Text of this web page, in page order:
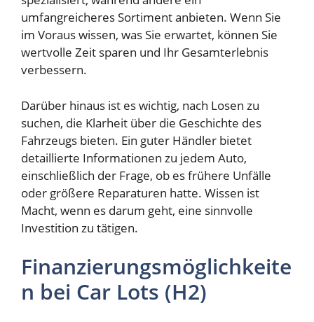
umfangreicheres Sortiment anbieten. Wenn Sie
im Voraus wissen, was Sie erwartet, können Sie
wertvolle Zeit sparen und Ihr Gesamterlebnis
verbessern.
Darüber hinaus ist es wichtig, nach Losen zu
suchen, die Klarheit über die Geschichte des
Fahrzeugs bieten. Ein guter Händler bietet
detaillierte Informationen zu jedem Auto,
einschließlich der Frage, ob es frühere Unfälle
oder größere Reparaturen hatte. Wissen ist
Macht, wenn es darum geht, eine sinnvolle
Investition zu tätigen.
Finanzierungsmöglichkeite
n bei Car Lots (H2)